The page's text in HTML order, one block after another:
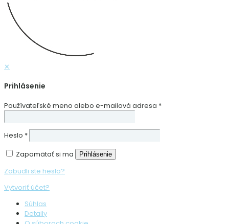
✕
Prihlásenie
Používateľské meno alebo e-mailová adresa *
Heslo *
Zapamätať si ma
Prihlásenie
Zabudli ste heslo?
Vytvoriť účet?
Súhlas
Detaily